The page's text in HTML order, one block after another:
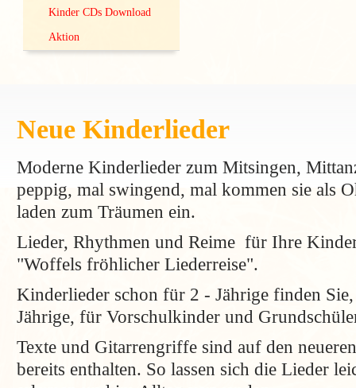
Kinder CDs Download
Aktion
Neue Kinderlieder
Moderne Kinderlieder zum Mitsingen,
peppig, mal swingend, mal kommen sie als
laden zum Träumen ein.
Lieder, Rhythmen und Reime für Ihre
"Woffels fröhlicher Liederreise".
Kinderlieder schon für 2 - Jährige finden
Jährige, für Vorschulkinder und
Texte und Gitarrengriffe sind auf den
bereits enthalten. So lassen sich die Lieder